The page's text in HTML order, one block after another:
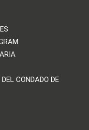
CONDADO DE